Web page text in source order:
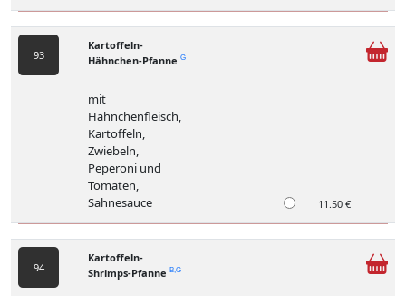
93
Kartoffeln-
Hähnchen-Pfanne G
mit
Hähnchenfleisch,
Kartoffeln,
Zwiebeln,
Peperoni und
Tomaten,
Sahnesauce
11.50 €
94
Kartoffeln-
Shrimps-Pfanne B,G